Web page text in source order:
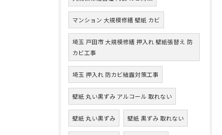
マンション 大規模修繕 壁紙 カビ
埼玉 戸田市 大規模修繕 押入れ 壁紙張替え 防
カビ工事
埼玉 押入れ 防カビ結露対策工事
壁紙 丸い黒ずみ アルコール 取れない
壁紙 丸い黒ずみ 壁紙 黒ずみ 取れない